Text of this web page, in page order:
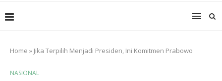
Home » Jika Terpilih Menjadi Presiden, Ini Komitmen Prabowo
NASIONAL